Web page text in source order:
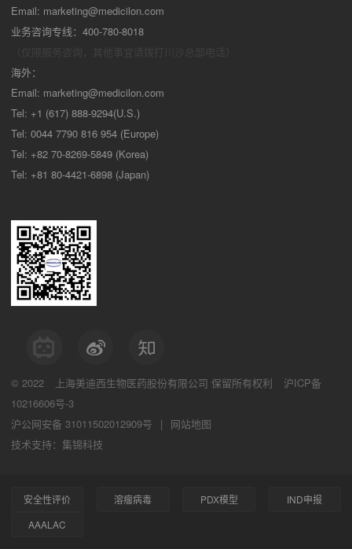
Email: marketing@medicilon.com
业务咨询专线：400-780-8018
海外：
Email: marketing@medicilon.com
Tel: +1 (617) 888-9294(U.S.)
Tel: 0044 7790 816 954 (Europe)
Tel: +82 70-8269-5849 (Korea)
Tel: +81 80-4421-6898 (Japan)
© 2022 上海美迪西生物医药股份有限公司 保留所有权利
沪ICP备
10216606号-3
沪公网安备 31011502012909号
|
网站地图
技术支持：集锦科技
安全性评价 溶瘤病毒 PDX模型
IND申报
AAALAC